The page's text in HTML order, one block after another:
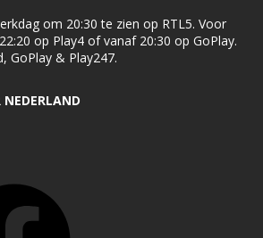
om 20:30 te zien op RTL5. Voor
op Play4 of vanaf 20:30 op GoPlay.
GoPlay & Play247.
NEDERLAND